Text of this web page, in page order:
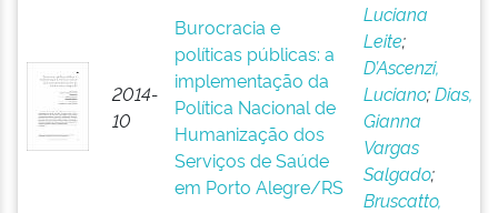
2014-
10
Burocracia e
políticas públicas: a
implementação da
Política Nacional de
Humanização dos
Serviços de Saúde
em Porto Alegre/RS
Luciana
Leite;
D’Ascenzi,
Luciano;Dias,
Gianna
Vargas
Salgado;
Bruscatto,